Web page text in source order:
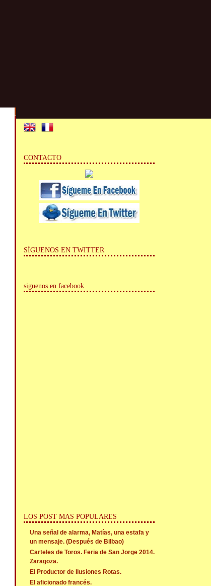
CONTACTO
SÍGUENOS EN TWITTER
siguenos en facebook
LOS POST MAS POPULARES
Una señal de alarma, Matías, una estafa y
un mensaje. (Después de Bilbao)
Carteles de Toros. Feria de San Jorge 2014.
Zaragoza.
El Productor de Ilusiones Rotas.
El aficionado francés.